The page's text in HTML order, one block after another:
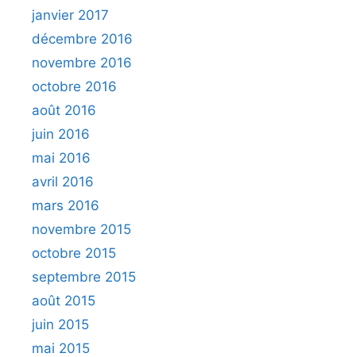
janvier 2017
décembre 2016
novembre 2016
octobre 2016
août 2016
juin 2016
mai 2016
avril 2016
mars 2016
novembre 2015
octobre 2015
septembre 2015
août 2015
juin 2015
mai 2015